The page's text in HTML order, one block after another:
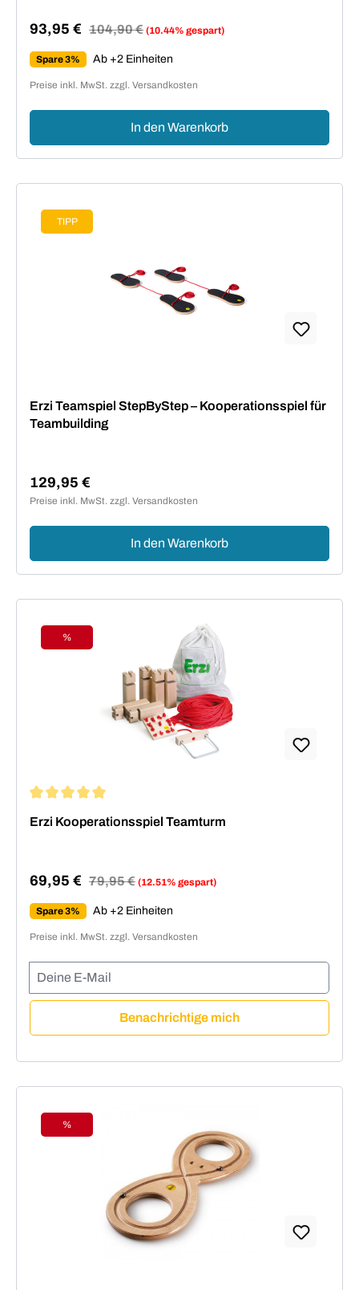
Verkaufspreis:
93,95 € Regulärer Preis:
104,90 € (10.44% gespart)
Spare 3% Ab +2 Einheiten
Preise inkl. MwSt. zzgl. Versandkosten
In den Warenkorb
TIPP
Erzi Teamspiel StepByStep – Kooperationsspiel für
Teambuilding
Regulärer Preis:
129,95 €
Preise inkl. MwSt. zzgl. Versandkosten
In den Warenkorb
Rabatt
%
Erzi Kooperationsspiel Teamturm
Verkaufspreis:
69,95 € Regulärer Preis:
79,95 € (12.51% gespart)
Spare 3% Ab +2 Einheiten
Preise inkl. MwSt. zzgl. Versandkosten
Deine E-Mail
Benachrichtige mich
Rabatt
%